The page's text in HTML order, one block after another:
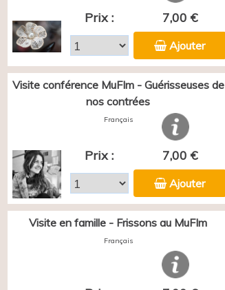
Prix : 7,00 €
Ajouter
Visite conférence MuFIm - Guérisseuses de
nos contrées
Français
Prix : 7,00 €
Ajouter
Visite en famille - Frissons au MuFIm
Français